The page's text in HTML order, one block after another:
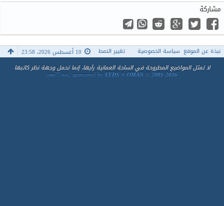
مشاركة
نبذة عن الموقع سياسة الخصوصية 10 أغسطس 2026، 23:58
تغيير النمط
لا تمثل المواضيع المطروحة في الساحة العمانية رأيها، إنما تحمل وجهة نظر كاتبها
om77.net, sponsored byEEDS ® OMAN © 2001-2016